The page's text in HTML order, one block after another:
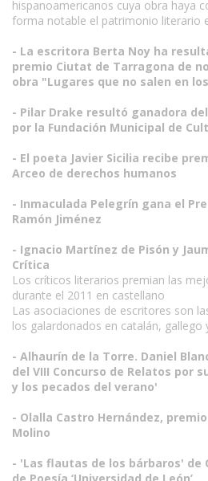
hispanoamericanos cuya obra haya
forma notable el patrimonio literario
- La escritora Berta Noy ha
premio Ciutat de Tarragona de
obra "Lugares que no salen en
- Pilar Drake resultó ganadora
por la Fundación Municipal de
- El poeta Javier Sicilia recibe
Arceo de derechos humanos
- Inmaculada Pelegrín gana el
Ramón Jiménez
- Ignacio Martínez de Pisón y
Crítica
Los críticos literarios premian las
durante el 2011 en castellano
Las asociaciones de escritores son
los galardonados en catalán, gallego
- Alhaurín de la Torre. Daniel
del VIII Concurso de Relatos por
y los pecados del verano'
- Olalla Castro Hernández,
Molino
- 'Las flautas de los bárbaros' de